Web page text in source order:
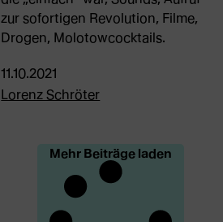
zur sofortigen Revolution, Filme,
Drogen, Molotowcocktails.
11.10.2021
Lorenz Schröter
Mehr Beiträge laden